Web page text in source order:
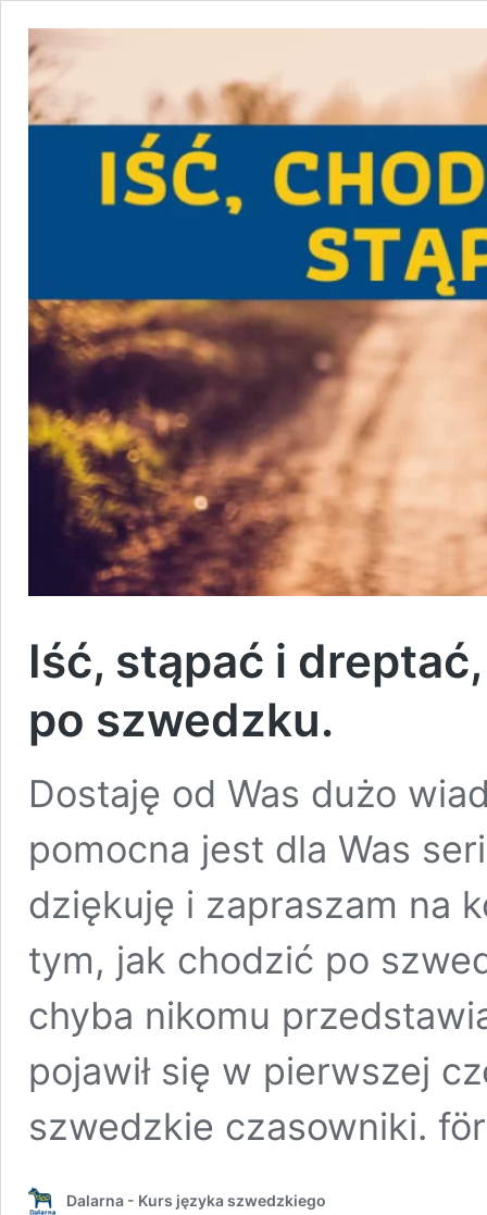
Iść, stąpać i
po szwedzku.
Dostaję od Was dużo
pomocna jest dla Was
dziękuję i zapraszam na
tym, jak chodzić po
chyba nikomu
pojawił się w pierwszej
szwedzkie czasowniki.
Dalarna - Kurs języka szwedzkiego